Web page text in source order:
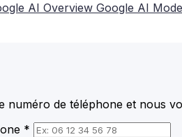
AI Overview Google AI Mode
numéro de téléphone et nous
*